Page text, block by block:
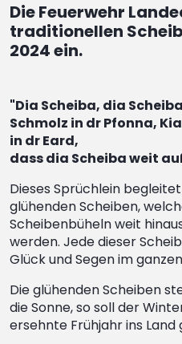
Die Feuerwehr
traditionellen
2024 ein.
"Dia Scheiba, dia
Schmolz in dr Pfonna,
in dr Eard,
dass dia Scheiba weit
Dieses Sprüchlein
glühenden Scheiben,
Scheibenbüheln weit
werden. Jede dieser
Glück und Segen im
Die glühenden Scheiben
die Sonne, so soll der
ersehnte Frühjahr ins